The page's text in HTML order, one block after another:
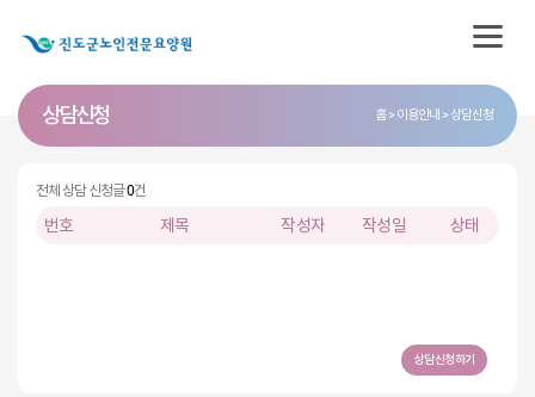
상담신청 홈 이용안내 상담신청
전체 상담 신청글0건
번호 제목 작성자 작성일 상태
상담신청하기